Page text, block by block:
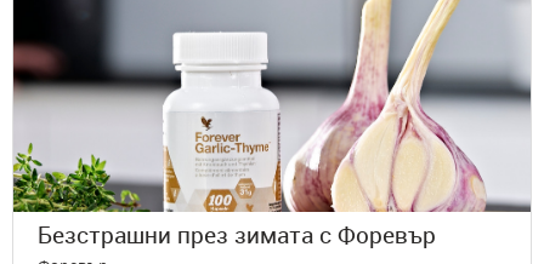
Начин на живот
Безстрашни през зимата с Форевър